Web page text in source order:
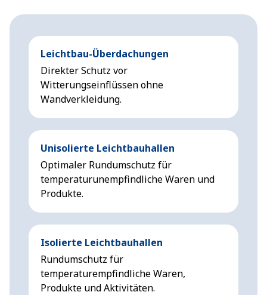
Leichtbau-Überdachungen
Direkter Schutz vor
Witterungseinflüssen ohne
Wandverkleidung.
Unisolierte Leichtbauhallen
Optimaler Rundumschutz für
temperaturunempfindliche Waren und
Produkte.
Isolierte Leichtbauhallen
Rundumschutz für
temperaturempfindliche Waren,
Produkte und Aktivitäten.